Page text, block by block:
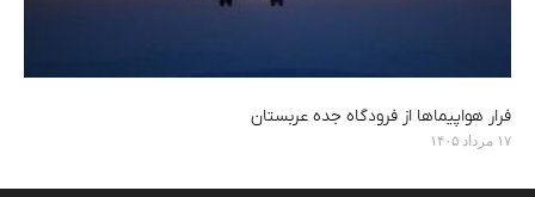
فرار هواپیماها از فرودگاه جده عربستان
۱۷ مرداد ۱۴۰۵